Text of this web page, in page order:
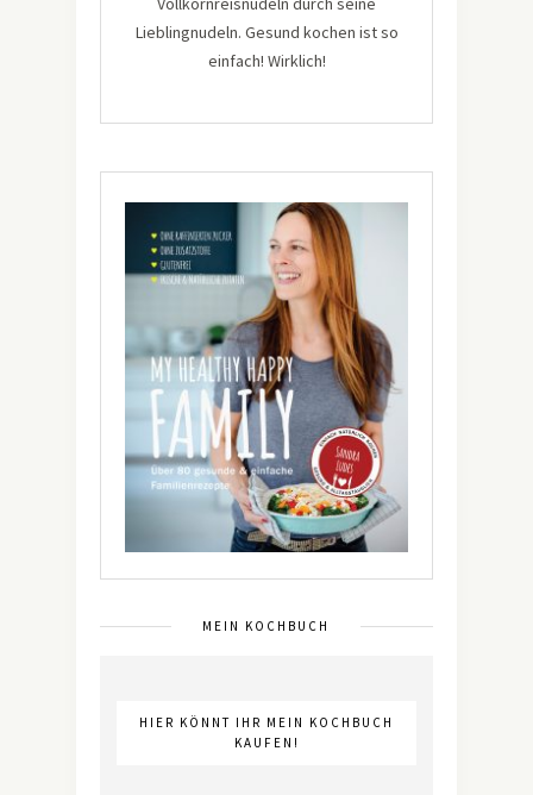
Lieblingnudeln. Gesund kochen ist so
einfach! Wirklich!
MEIN KOCHBUCH
HIER KÖNNT IHR MEIN KOCHBUCH
KAUFEN!